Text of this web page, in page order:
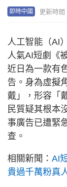
即時中國 更新時間
人工智能（AI
人氣AI短劇《
近日為一款有
告。身為虛擬
戴」，形容「
民質疑其根本
事廣告已遭緊
查。
相關新聞： AI
貴過千萬粉真